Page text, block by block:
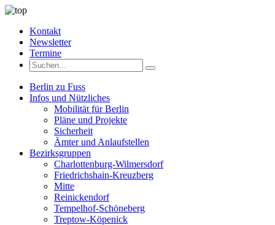
Kontakt
Newsletter
Termine
Berlin zu Fuss
Infos und Nützliches
Mobilität für Berlin
Pläne und Projekte
Sicherheit
Ämter und Anlaufstellen
Bezirksgruppen
Charlottenburg-Wilmersdorf
Friedrichshain-Kreuzberg
Mitte
Reinickendorf
Tempelhof-Schöneberg
Treptow-Köpenick